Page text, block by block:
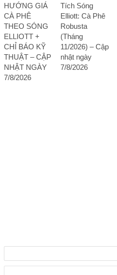
HƯỚNG GIÁ
CÀ PHÊ
THEO SÓNG
ELLIOTT +
CHỈ BÁO KỸ
THUẬT – CẬP
NHẬT NGÀY
7/8/2026
Tích Sóng
Elliott: Cà Phê
Robusta
(Tháng
11/2026) – Cập
nhật ngày
7/8/2026